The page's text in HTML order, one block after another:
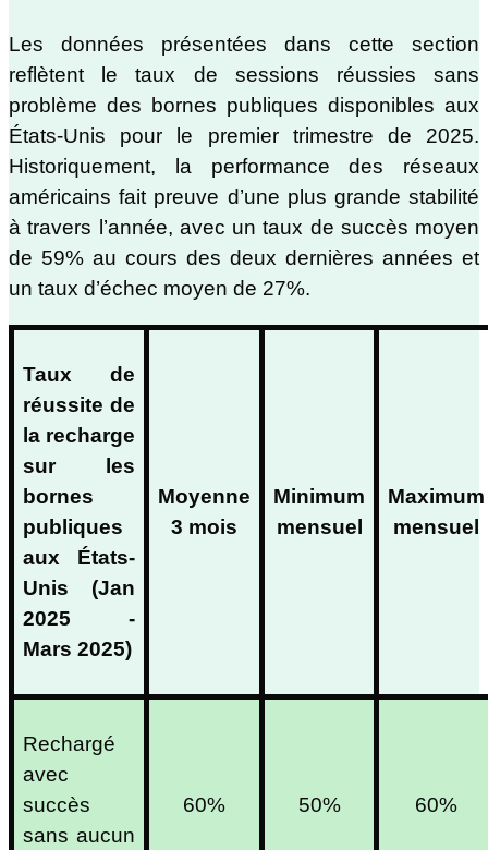
Les données présentées dans cette section
reflètent le taux de sessions réussies sans
problème des bornes publiques disponibles aux
États-Unis pour le premier trimestre de 2025.
Historiquement, la performance des réseaux
américains fait preuve d’une plus grande stabilité
à travers l’année, avec un taux de succès moyen
de 59% au cours des deux dernières années et
un taux d’échec moyen de 27%.
Taux de
réussite de
la recharge
sur les
bornes
publiques
aux États-
Unis (Jan
2025 -
Mars 2025)
Moyenne
3 mois
Minimum
mensuel
Maximum
mensuel
Rechargé
avec
succès
sans aucun
60% 50% 60%